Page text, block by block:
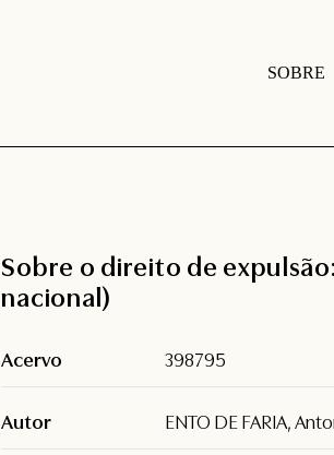
SOBRE
Sobre o direito de
nacional)
Acervo 398795
Autor ENTO DE FARIA,